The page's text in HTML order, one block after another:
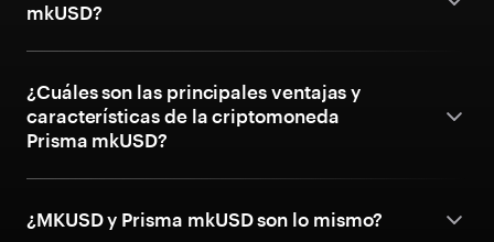
mkUSD?
¿Cuáles son las principales ventajas y
características de la criptomoneda
Prisma mkUSD?
¿MKUSD y Prisma mkUSD son lo mismo?